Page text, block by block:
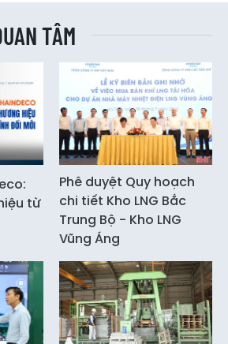
TÂM
từ
Phê duyệt Quy hoạch
chi tiết Kho LNG Bắc
Trung Bộ - Kho LNG
Vũng Áng